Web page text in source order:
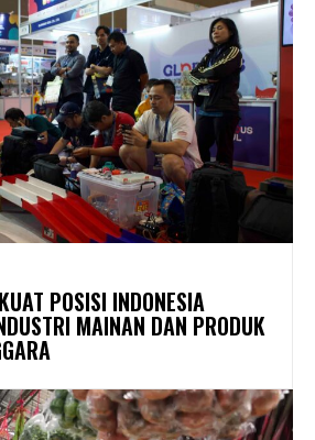
POSISI INDONESIA
MAINAN DAN PRODUK